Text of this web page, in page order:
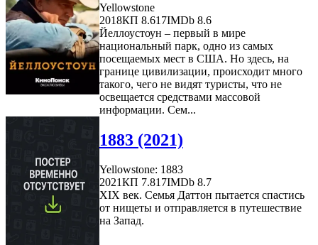
Yellowstone
2018КП 8.617IMDb 8.6
Йеллоустоун – первый в мире
национальный парк, одно из самых
посещаемых мест в США. Но здесь, на
границе цивилизации, происходит много
такого, чего не видят туристы, что не
освещается средствами массовой
информации. Сем...
1883 (2021)
Yellowstone: 1883
2021КП 7.817IMDb 8.7
XIX век. Семья Даттон пытается спастись
от нищеты и отправляется в путешествие
на Запад.